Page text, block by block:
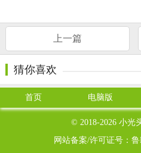
上一篇
猜你喜欢
首页 电脑版
© 2018-2026 小光
网站备案/许可证号： 鲁